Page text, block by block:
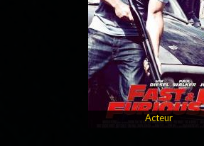
Acteur